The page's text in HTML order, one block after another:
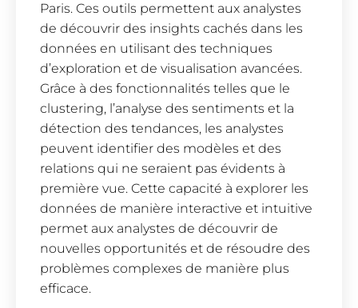
Paris. Ces outils permettent aux analystes
de découvrir des insights cachés dans les
données en utilisant des techniques
d’exploration et de visualisation avancées.
Grâce à des fonctionnalités telles que le
clustering, l’analyse des sentiments et la
détection des tendances, les analystes
peuvent identifier des modèles et des
relations qui ne seraient pas évidents à
première vue. Cette capacité à explorer les
données de manière interactive et intuitive
permet aux analystes de découvrir de
nouvelles opportunités et de résoudre des
problèmes complexes de manière plus
efficace.